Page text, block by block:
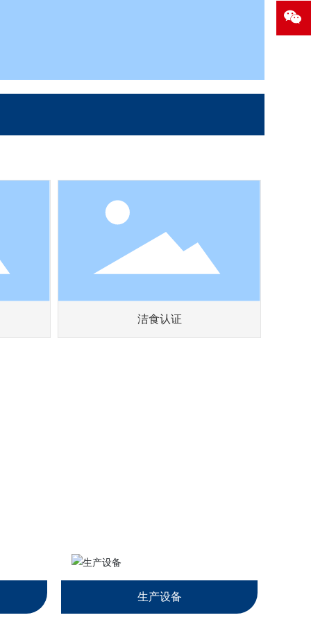
洁食认证
生产设备